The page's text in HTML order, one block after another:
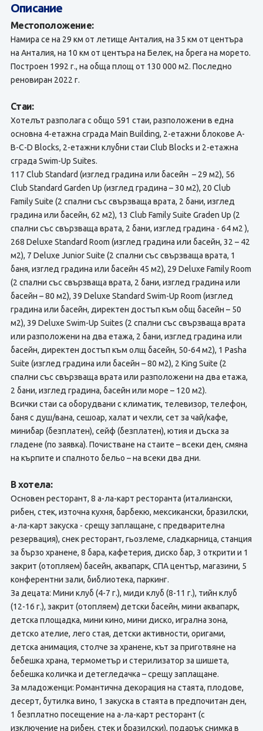
Описание
Местоположение:
Намира се на 29 км от летище Анталия, на 35 км от центъра
на Анталия, на 10 км от центъра на Белек, на брега на морето.
Построен 1992 г., на обща площ от 130 000 м2. Последно
реновиран 2022 г.
Стаи:
Хотелът разполага с общо 591 стаи, разположени в една
основна 4-етажна сграда Main Building, 2-етажни блокове A-
B-C-D Blocks, 2-етажни клубни стаи Club Blocks и 2-етажна
сграда Swim-Up Suites.
117 Club Standard (изглед градина или басейн – 29 м2), 56
Club Standard Garden Up (изглед градина – 30 м2), 20 Club
Family Suite (2 спални със свързваща врата, 2 бани, изглед
градина или басейн, 62 м2), 13 Club Family Suite Graden Up (2
спални със свързваща врата, 2 бани, изглед градина - 64 м2 ),
268 Deluxe Standard Room (изглед градина или басейн, 32 – 42
м2), 7 Deluxe Junior Suite (2 спални със свързваща врата, 1
баня, изглед градина или басейн 45 м2), 29 Deluxe Family Room
(2 спални със свързваща врата, 2 бани, изглед градина или
басейн – 80 м2), 39 Deluxe Standard Swim-Up Room (изглед
градина или басейн, директен достъп към общ басейн – 50
м2), 39 Deluxe Swim-Up Suites (2 спални със свързваща врата
или разположени на два етажа, 2 бани, изглед градина или
басейн, директен достъп към олщ басейн, 50-64 м2), 1 Pasha
Suite (изглед градина или басейн – 80 м2), 2 King Suite (2
спални със свързваща врата или разположени на два етажа,
2 бани, изглед градина, басейн или море – 120 м2).
Всички стаи са оборудвани с климатик, телевизор, телефон,
баня с душ/вана, сешоар, халат и чехли, сет за чай/кафе,
минибар (безплатен), сейф (безплатен), ютия и дъска за
гладене (по заявка). Почистване на стаите – всеки ден, смяна
на кърпите и спалното бельо – на всеки два дни.
В хотела:
Основен ресторант, 8 а-ла-карт ресторанта (италиански,
рибен, стек, източна кухня, барбекю, мексикански, бразилски,
а-ла-карт закуска - срещу заплащане, с предварителна
резервация), снек ресторант, гьозлеме, сладкарница, станция
за бързо хранене, 8 бара, кафетерия, диско бар, 3 открити и 1
закрит (отопляем) басейн, аквапарк, СПА център, магазини, 5
конферентни зали, библиотека, паркинг.
За децата: Мини клуб (4-7 г.), миди клуб (8-11 г.), тийн клуб
(12-16 г.), закрит (отопляем) детски басейн, мини аквапарк,
детска площадка, мини кино, мини диско, игрална зона,
детско ателие, лего стая, детски активности, оригами,
детска анимация, столче за хранене, кът за приготвяне на
бебешка храна, термометър и стерилизатор за шишета,
бебешка количка и детегледачка – срещу заплащане.
За младоженци: Романтична декорация на стаята, плодове,
десерт, бутилка вино, 1 закуска в стаята в предпочитан ден,
1 безплатно посещение на а-ла-карт ресторант (с
изключение на рибен, стек и бразилски), подарък снимка в